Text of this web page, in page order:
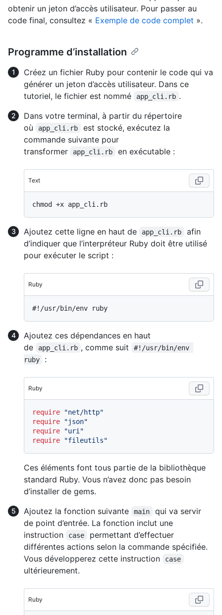
obtenir un jeton d’accès utilisateur. Pour passer au
code final, consultez « Exemple de code complet ».
Programme d’installation
Créez un fichier Ruby pour contenir le code qui va
générer un jeton d’accès utilisateur. Dans ce
tutoriel, le fichier est nommé
app_cli.rb .
Dans votre terminal, à partir du répertoire
où
app_cli.rb
est stocké, exécutez la
commande suivante pour
transformer
app_cli.rb en exécutable :
Text
Ajoutez cette ligne en haut de app_cli.rb
afin
d’indiquer que l’interpréteur Ruby doit être utilisé
pour exécuter le script :
Ruby
#!/usr/bin/env ruby
Ajoutez ces dépendances en haut
de
app_cli.rb , comme suit
#!/usr/bin/env
ruby
:
Ruby
require
"net/http"
require
"json"
require
"uri"
require
"fileutils"
Ces éléments font tous partie de la bibliothèque
standard Ruby. Vous n’avez donc pas besoin
d’installer de gems.
Ajoutez la fonction suivante
main
qui va servir
de point d’entrée. La fonction inclut une
instruction
case
permettant d’effectuer
différentes actions selon la commande spécifiée.
Vous développerez cette instruction
case
ultérieurement.
Ruby